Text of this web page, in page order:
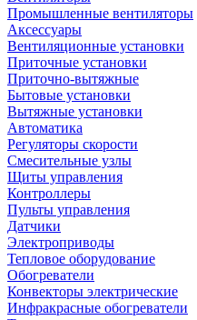
Промышленные вентиляторы
Аксессуары
Вентиляционные установки
Приточные установки
Приточно-вытяжные
Бытовые установки
Вытяжные установки
Автоматика
Регуляторы скорости
Смесительные узлы
Щиты управления
Контроллеры
Пульты управления
Датчики
Электроприводы
Тепловое оборудование
Обогреватели
Конвекторы электрические
Инфракрасные обогреватели